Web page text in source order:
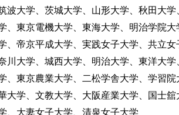
波大学、茨城大学、山形大学、秋田大
、東京電機大学、東海大学、明治学院
、帝京平成大学、実践女子大学、共立
川大学、城西大学、明治大学、東洋大
、東京農業大学、二松学舎大学、学習
大学、文教大学、大阪産業大学、国士
、大妻女子大学、清泉女子大学